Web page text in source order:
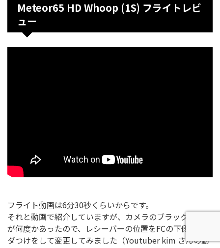
Meteor65 HD Whoop (1S) フライトレビ
ュー
フライト動画は6分30秒くらいからです。
それと動画で紹介していますが、カメラのブラックアウト
が何度かあったので、レシーバーの位置をFCの下側にハン
ダつけをして変更してみました（Youtuber kim さんの動